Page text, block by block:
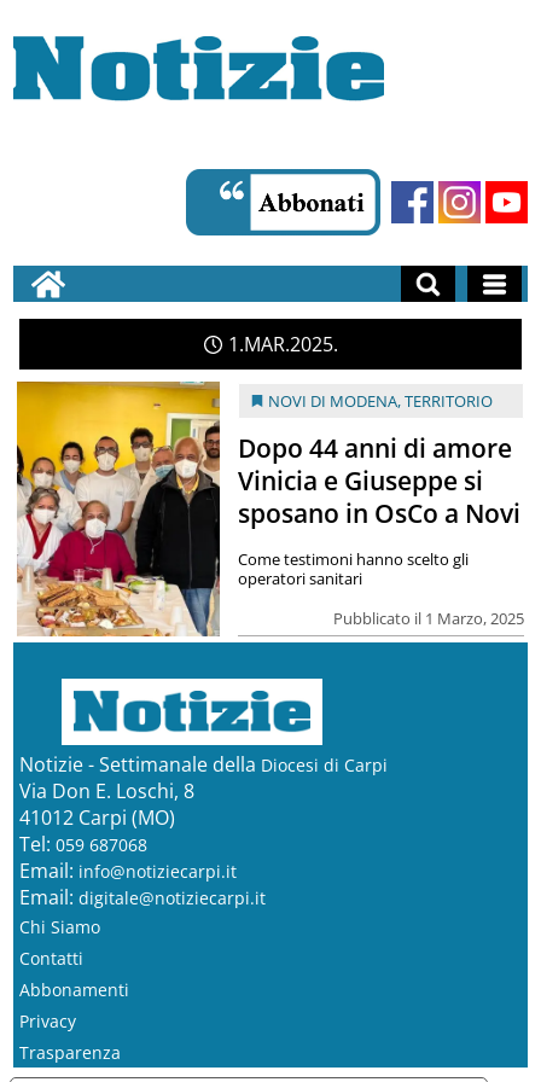
1 MAR 2025
NOVI DI MODENA,TERRITORIO
Dopo 44 anni di amore
Vinicia e Giuseppe si
sposano in OsCo a Novi
Pubblicato il 1 Marzo, 2025
Come testimoni hanno scelto gli
operatori sanitari
Notizie - Settimanale della Diocesi di Carpi
Via Don E. Loschi, 8
41012 Carpi (MO)
Tel: 059 687068
Email: info@notiziecarpi.it
Email: digitale@notiziecarpi.it
Chi Siamo
Contatti
Abbonamenti
Privacy
Trasparenza